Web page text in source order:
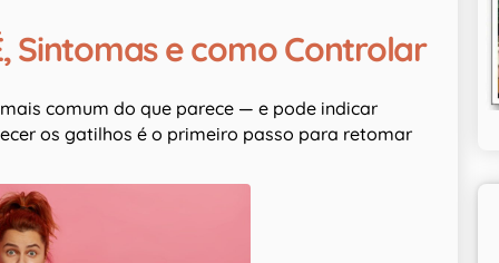
Sintomas e como Controlar
comum do que parece — e pode indicar
os gatilhos é o primeiro passo para retomar